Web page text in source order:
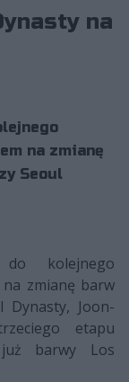
na
na zmianę
Seoul
kolejnego
zmianę barw
Dynasty, Joon-
etapu
już barwy Los